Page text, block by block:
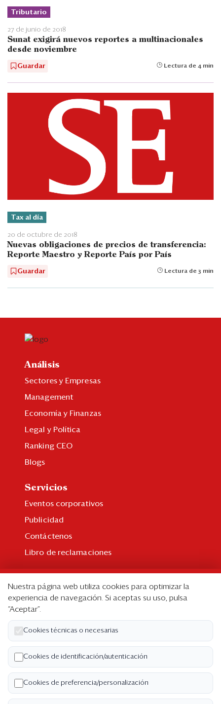
Tributario
27 de junio de 2018
Sunat exigirá nuevos reportes a multinacionales
desde noviembre
Guardar Lectura de 4 min
Tax al día
20 de octubre de 2018
Nuevas obligaciones de precios de transferencia:
Reporte Maestro y Reporte País por País
Guardar Lectura de 3 min
Análisis
Sectores y Empresas
Management
Economía y Finanzas
Legal y Política
Ranking CEO
Blogs
Servicios
Eventos corporativos
Publicidad
Contáctenos
Libro de reclamaciones
Suscripción individual
Paquetes corporativos
Edición Impresa
Nosotros
Quiénes somos
Código de ética
Términos y Condiciones
Nuestra página web utiliza cookies para optimizar la
experiencia de navegación. Si aceptas su uso, pulsa
“Aceptar”.
Cookies técnicas o necesarias
Cookies de identificación/autenticación
Cookies de preferencia/personalización